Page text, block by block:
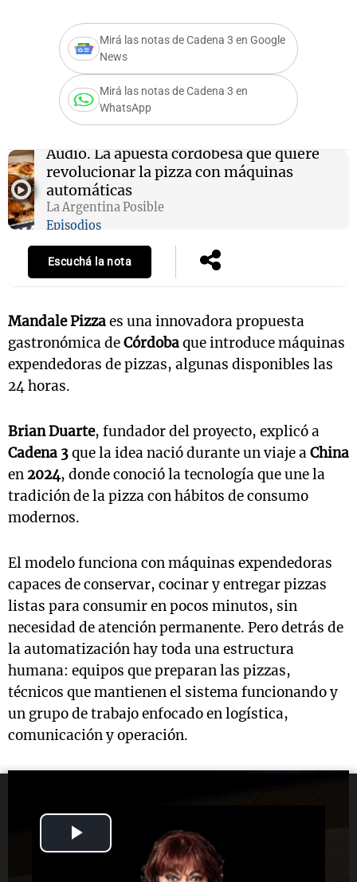
Video
Mirá las notas de Cadena 3 en Google
News
Mirá las notas de Cadena 3 en
WhatsApp
Audio. La apuesta cordobesa que quiere
revolucionar la pizza con máquinas
automáticas
La Argentina Posible
Episodios
Escuchá la nota
Mandale Pizzaes una innovadora propuesta
gastronómica deCórdobaque introduce máquinas
expendedoras de pizzas, algunas disponibles las
24 horas.
Brian Duarte, fundador del proyecto, explicó a
Cadena 3que la idea nació durante un viaje aChina
en 2024, donde conoció la tecnología que une la
tradición de la pizza con hábitos de consumo
modernos.
El modelo funciona con máquinas expendedoras
capaces de conservar, cocinar y entregar pizzas
listas para consumir en pocos minutos, sin
necesidad de atención permanente. Pero detrás de
la automatización hay toda una estructura
humana: equipos que preparan las pizzas,
técnicos que mantienen el sistema funcionando y
un grupo de trabajo enfocado en logística,
comunicación y operación.